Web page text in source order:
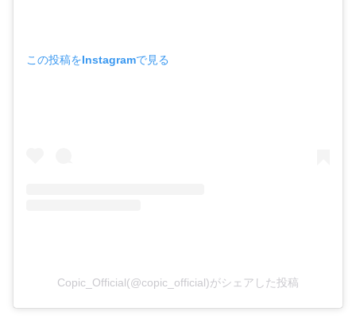
この投稿をInstagramで見る
Copic_Official(@copic_official)がシェアした投稿